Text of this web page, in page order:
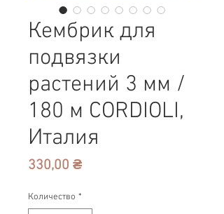
Кембрик для
подвязки
растений 3 мм /
180 м CORDIOLI,
Италия
330,00 ₴Цена
Количество *